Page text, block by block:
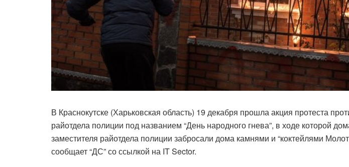
В Краснокутске (Харьковская область) 19 декабря прошла акция протеста
райотдела полиции под названием “День народного гнева”, в ходе которой
заместителя райотдела полиции забросали дома камнями и “коктейлями
сообщает “ДС” со ссылкой на IT Sector.